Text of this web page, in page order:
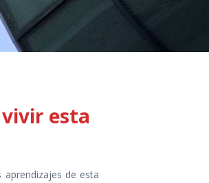
vivir esta
de esta